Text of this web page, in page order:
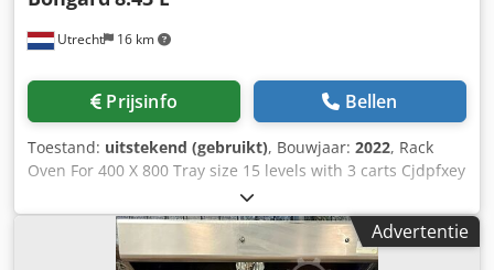
Utrecht 16 km
Prijsinfo Bellen
Toestand: uitstekend (gebruikt), Bouwjaar: 2022, Rack
Oven For 400 X 800 Tray size 15 levels with 3 carts Cjdpfxey
Advertentie